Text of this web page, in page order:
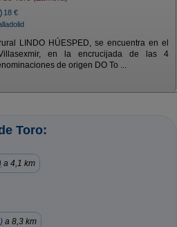
18 €
LINDO HÚESPED, se encuentra en el
en la encrucijada de las 4
de origen DO To ...
Toro:
a 4,1 km
a 8,3 km